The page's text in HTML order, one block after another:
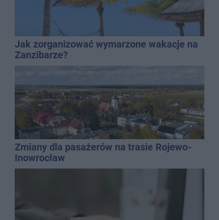
Jak zorganizować wymarzone wakacje na
Zanzibarze?
Zmiany dla pasażerów na trasie Rojewo-
Inowrocław